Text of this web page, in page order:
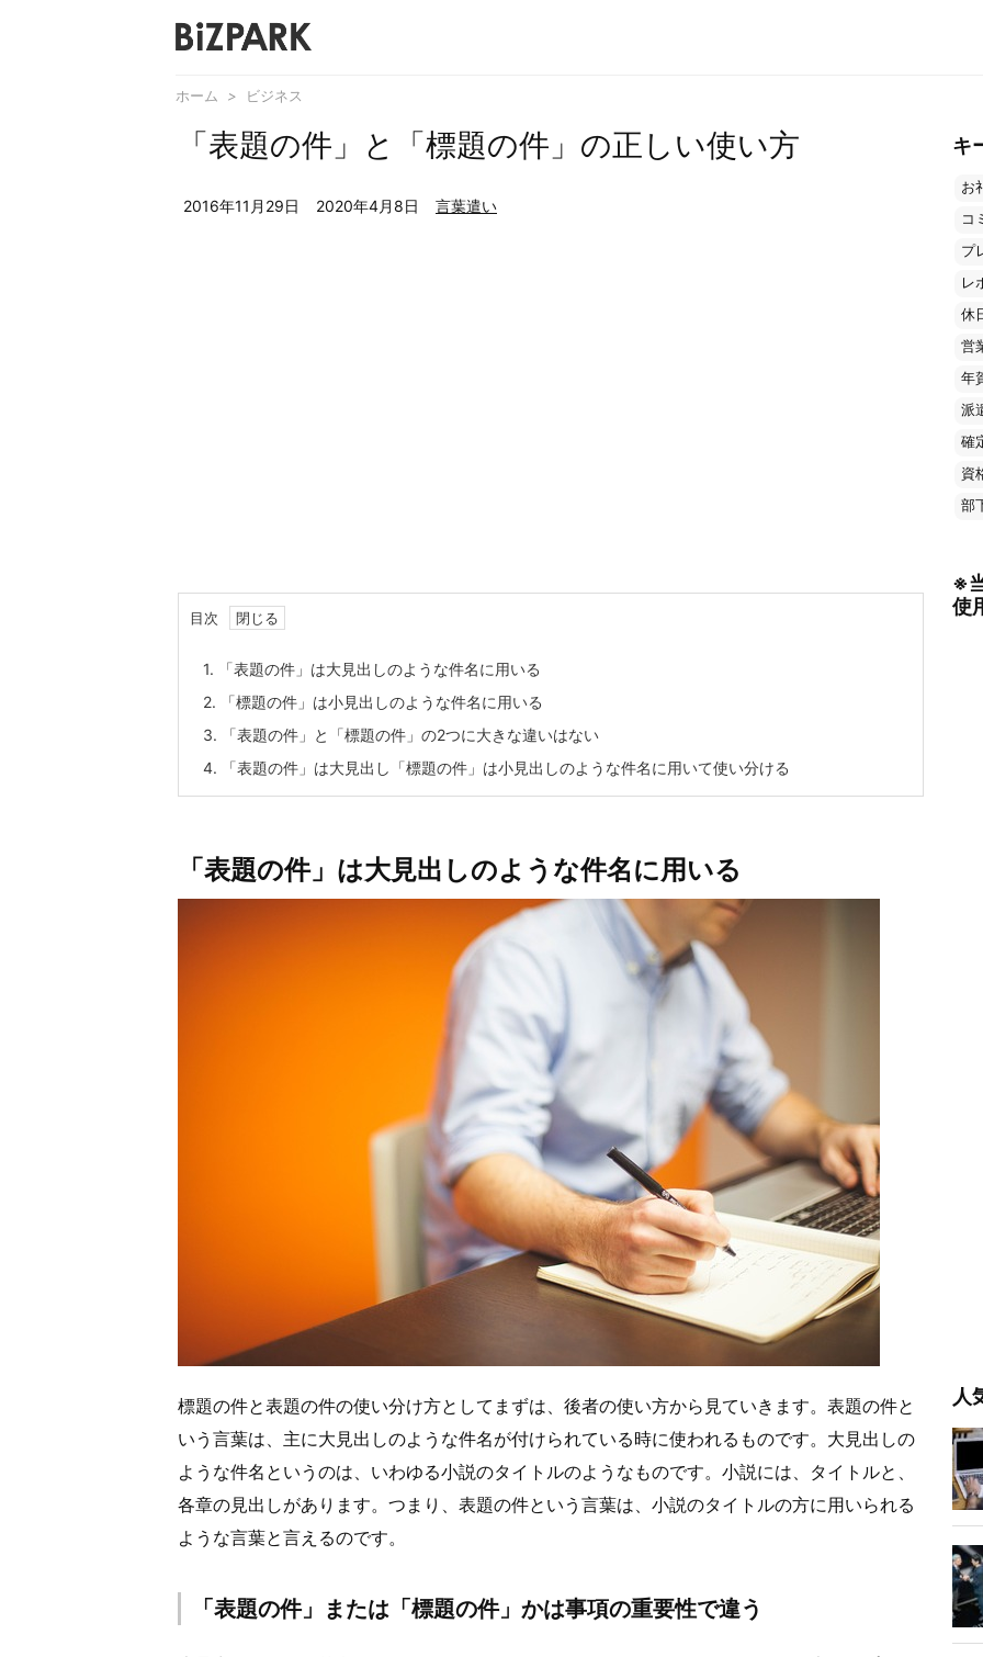
ホーム > ビジネス
「表題の件」と「標題の件」の正しい使い方
2016年11月29日 2020年4月8日 言葉遣い
目次
1. 「表題の件」は大見出しのような件名に用いる
2. 「標題の件」は小見出しのような件名に用いる
3. 「表題の件」と「標題の件」の2つに大きな違いはない
4. 「表題の件」は大見出し「標題の件」は小見出しのような件名に用いて使い分ける
「表題の件」は大見出しのような件名に用いる
標題の件と表題の件の使い分け方としてまずは、後者の使い方から見ていきます。表題の件と
いう言葉は、主に大見出しのような件名が付けられている時に使われるものです。大見出しの
ような件名というのは、いわゆる小説のタイトルのようなものです。小説には、タイトルと、
各章の見出しがあります。つまり、表題の件という言葉は、小説のタイトルの方に用いられる
ような言葉と言えるのです。
「表題の件」または「標題の件」かは事項の重要性で違う
キ
お
コ
プ
レ
休
営
年
派
確
資
部
※
使
人